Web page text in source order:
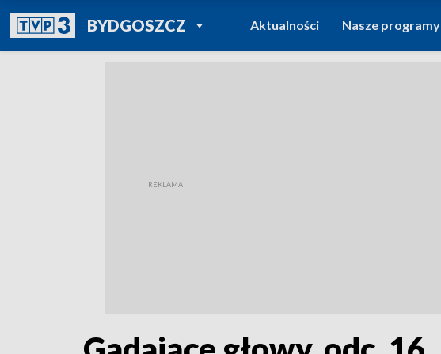
BYDGOSZCZPOWRÓT DO
TVP REGIONY
Aktualności Nasze programy